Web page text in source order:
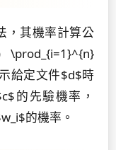
，其機率計算公
給定文件$d$時
的先驗機率，
的機率。